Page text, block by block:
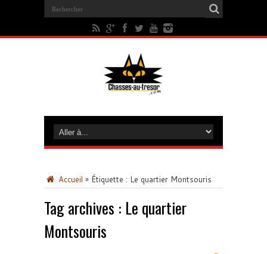
Accueil » Étiquette : Le quartier Montsouris
Tag archives : Le quartier
Montsouris